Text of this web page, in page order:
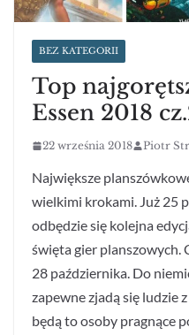
BEZ KATEGORII
Top
Essen 2018
22 września 2018 Piotr
Największe
wielkimi krokami. Już 25
odbędzie się kolejna
święta gier planszowych.
28 października. Do
zapewne zjadą się ludzie
będą to osoby pragnące